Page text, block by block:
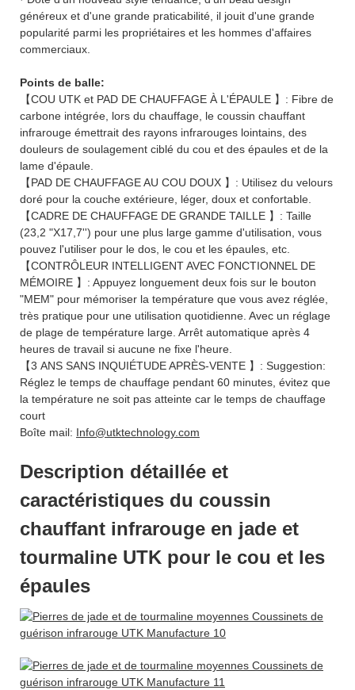
généreux et d'une grande praticabilité, il jouit d'une grande
popularité parmi les propriétaires et les hommes d'affaires
commerciaux.
Points de balle:
【COU UTK et PAD DE CHAUFFAGE À L'ÉPAULE 】: Fibre de
carbone intégrée, lors du chauffage, le coussin chauffant
infrarouge émettrait des rayons infrarouges lointains, des
douleurs de soulagement ciblé du cou et des épaules et de la
lame d'épaule.
【PAD DE CHAUFFAGE AU COU DOUX 】: Utilisez du velours
doré pour la couche extérieure, léger, doux et confortable.
【CADRE DE CHAUFFAGE DE GRANDE TAILLE 】: Taille
(23,2 "X17,7'') pour une plus large gamme d'utilisation, vous
pouvez l'utiliser pour le dos, le cou et les épaules, etc.
【CONTRÔLEUR INTELLIGENT AVEC FONCTIONNEL DE
MÉMOIRE 】: Appuyez longuement deux fois sur le bouton
"MEM" pour mémoriser la température que vous avez réglée,
très pratique pour une utilisation quotidienne. Avec un réglage
de plage de température large. Arrêt automatique après 4
heures de travail si aucune ne fixe l'heure.
【3 ANS SANS INQUIÉTUDE APRÈS-VENTE 】: Suggestion:
Réglez le temps de chauffage pendant 60 minutes, évitez que
la température ne soit pas atteinte car le temps de chauffage
court
Boîte mail: Info@utktechnology.com
Description détaillée et
caractéristiques du coussin
chauffant infrarouge en jade et
tourmaline UTK pour le cou et les
épaules